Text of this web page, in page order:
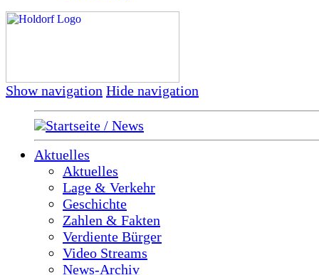
Show navigation Hide navigation
Startseite / News
Aktuelles
Aktuelles
Lage & Verkehr
Geschichte
Zahlen & Fakten
Verdiente Bürger
Video Streams
News-Archiv